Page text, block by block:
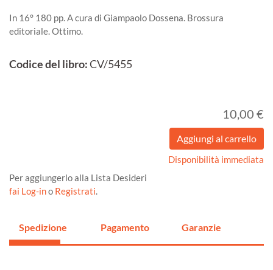
In 16° 180 pp. A cura di Giampaolo Dossena. Brossura
editoriale. Ottimo.
Codice del libro:CV/5455
10,00 €
Disponibilità immediata
Per aggiungerlo alla Lista Desideri
fai Log-ino Registrati.
Spedizione Pagamento Garanzie